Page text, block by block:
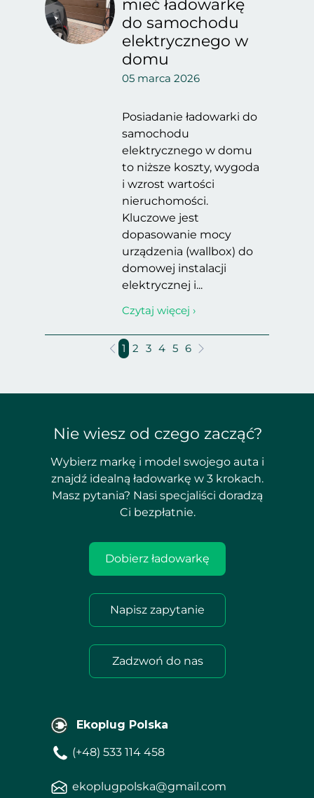
mieć ładowarkę
do samochodu
elektrycznego w
domu
05 marca 2026
Posiadanie ładowarki do
samochodu
elektrycznego w domu
to niższe koszty, wygoda
i wzrost wartości
nieruchomości.
Kluczowe jest
dopasowanie mocy
urządzenia (wallbox) do
domowej instalacji
elektrycznej i...
Czytaj więcej ›
1 2 3 4 5 6
Nie wiesz od czego zacząć?
Napisz zapytanie
Zadzwoń do nas
Dobierz ładowarkę
Wybierz markę i model swojego auta i
znajdź idealną ładowarkę w 3 krokach.
Masz pytania? Nasi specjaliści doradzą
Ci bezpłatnie.
(+48) 533 114 458
ekoplugpolska@gmail.com
Ekoplug Polska